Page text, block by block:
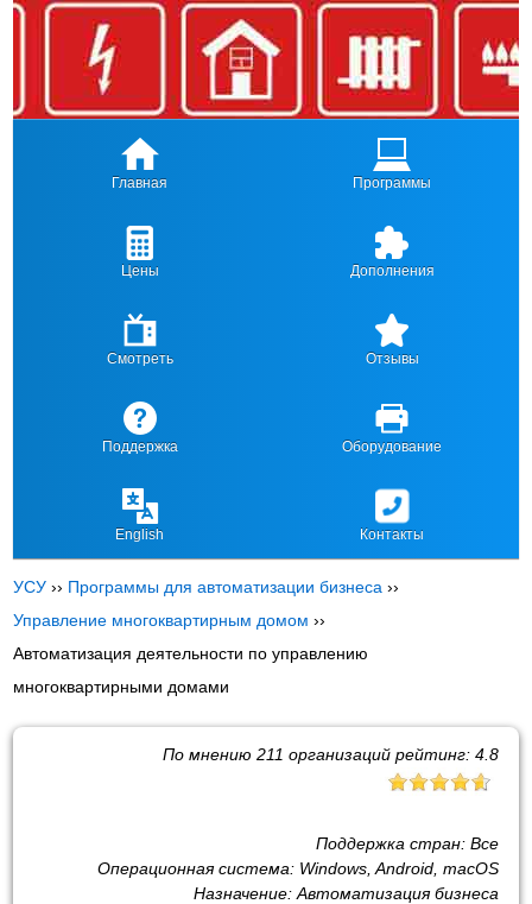
Главная Программы
Цены Дополнения
Смотреть Отзывы
Поддержка Оборудование
English Контакты
УСУ ›› Программы для автоматизации бизнеса ››
Управление многоквартирным домом ››
Автоматизация деятельности по управлению
многоквартирными домами
По мнению 211 организаций рейтинг: 4.8
Поддержка стран: Все
Операционная система: Windows, Android, macOS
Назначение: Автоматизация бизнеса